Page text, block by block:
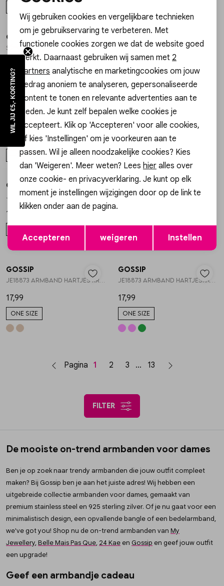
Gossip the Label
SZ14437 BANGLE SMALL BLOEM EN STRASS
ONE SIZE
17,99
Gossip the Label
SZ999-03 BANGLE CROSS
ONE SIZE
1 /2
Gossip
JE14946 ARMBAND LUCKY
17,99
ONE SIZE
Gossip
JE15645 KRALENARMBAND BALLS
17,99
Gossip
1/2
Gossip
17,99
ONE SIZE
1/2
Gossip
17,99
ONE SIZE
Pagina 1 2 3 13
filter
De mooiste on-trend armbanden voor dames
Ben je op zoek naar trendy armbanden die jouw outfit compleet
maken? Bij Gossip ben je aan het juiste adres! Wij hebben een
uitgebreide collectie armbanden voor dames, gemaakt van
premium stainless steel en 925 sterling zilver. Of je nu gaat voor een
minimalistisch design, een opvallende bangle of een bedelarmband,
we've got you! Shop nu de on-trend armbanden van My
Jewellery,Belle Mais Pas Que, 24 Kae en Gossip en geef jouw outfit
een upgrade!
Geef een armbandje cadeau
Noodzakelijke cookies
Personalisatie cookies
Analytische cookies
Marketing cookies
Opslaan
Wij gebruiken cookies en vergelijkbare technieken
om je gebruikservaring te verbeteren. Met
functionele cookies zorgen we dat de website goed
werkt. Daarnaast gebruiken wij samen met 2
partners analytische en marketingcookies om jouw
gedrag anoniem te analyseren, gepersonaliseerde
content te tonen en relevante advertenties aan te
bieden. Je kunt zelf bepalen welke cookies je
accepteert. Klik op 'Accepteren' voor alle cookies,
of kies 'Instellingen' om je voorkeuren aan te
passen. Wil je alleen noodzakelijke cookies? Kies
dan 'Weigeren'. Meer weten? Lees hier alles over
onze cookie- en privacyverklaring. Je kunt op elk
moment je instellingen wijzigingen door op de link te
klikken onder aan de pagina.
Accepteren weigeren Instellen
WIL JIJ €5,- KORTING?